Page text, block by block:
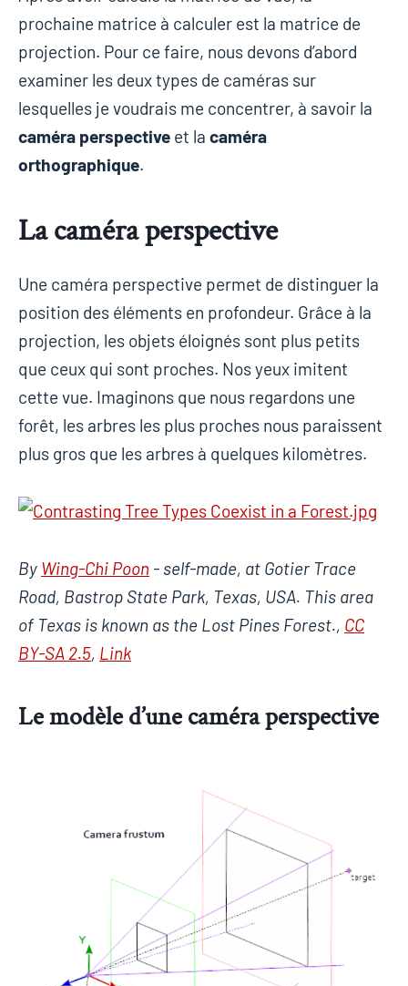
prochaine matrice à calculer est la matrice de
projection. Pour ce faire, nous devons d’abord
examiner les deux types de caméras sur
lesquelles je voudrais me concentrer, à savoir la
caméra perspective et la caméra
orthographique.
La caméra perspective
Une caméra perspective permet de distinguer la
position des éléments en profondeur. Grâce à la
projection, les objets éloignés sont plus petits
que ceux qui sont proches. Nos yeux imitent
cette vue. Imaginons que nous regardons une
forêt, les arbres les plus proches nous paraissent
plus gros que les arbres à quelques kilomètres.
By Wing-Chi Poon - self-made, at Gotier Trace
Road, Bastrop State Park, Texas, USA. This area
of Texas is known as the Lost Pines Forest., CC
BY-SA 2.5, Link
Le modèle d’une caméra perspective